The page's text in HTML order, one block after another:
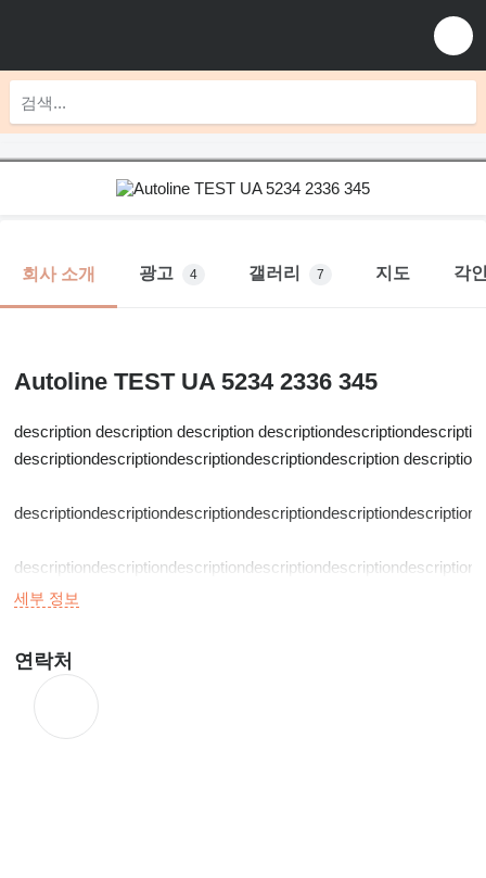
회사 소개 광고 4 갤러리 7 지도 각
Autoline TEST UA 5234 2336 345
description description description
descriptiondescriptiondescriptiondescriptiondescription
descriptiondescriptiondescriptiondescriptiondescriptiondescription
descriptiondescriptiondescriptiondescriptiondescriptiondescription
descriptiondescriptiondescriptiondescriptiondescriptiondescription
세부 정보
연락처